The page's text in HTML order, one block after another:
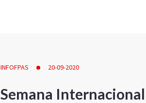
INFOFPAS 20-09-2020
Semana